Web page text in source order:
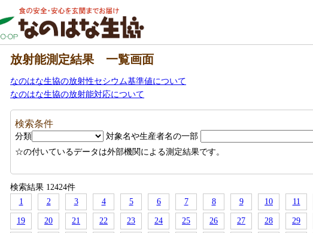
放射能測定結果 一覧画面
なのはな生協の放射性セシウム基準値について
なのはな生協の放射能対応について
検索条件
分類
対象名や生産者名の一部
☆の付いているデータは外部機関による測定結果です。
検索結果 12424件
1
2 3 4 5 6 7 8 9 10 11
19 20 21 22 23 24 25 26 27 28 29